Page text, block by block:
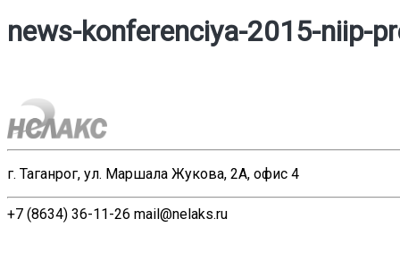
news-konferenciya-2015-niip-
г. Таганрог, ул. Маршала Жукова, 2А, офис 4
+7 (8634) 36-11-26 mail@nelaks.ru